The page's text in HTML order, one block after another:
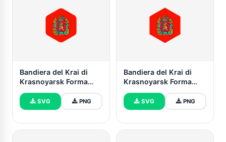
Bandiera del Krai di
Krasnoyarsk Forma
Esagonale Arrotondata
SVG PNG
Bandiera del Krai di
Krasnoyarsk Forma
Esagonale
SVG PNG